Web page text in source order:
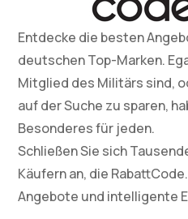
Entdecke die besten
deutschen Top-Marken.
Mitglied des Militärs sind,
auf der Suche zu sparen,
Besonderes für jeden.
Schließen Sie sich
Käufern an, die
Angebote und intelligente